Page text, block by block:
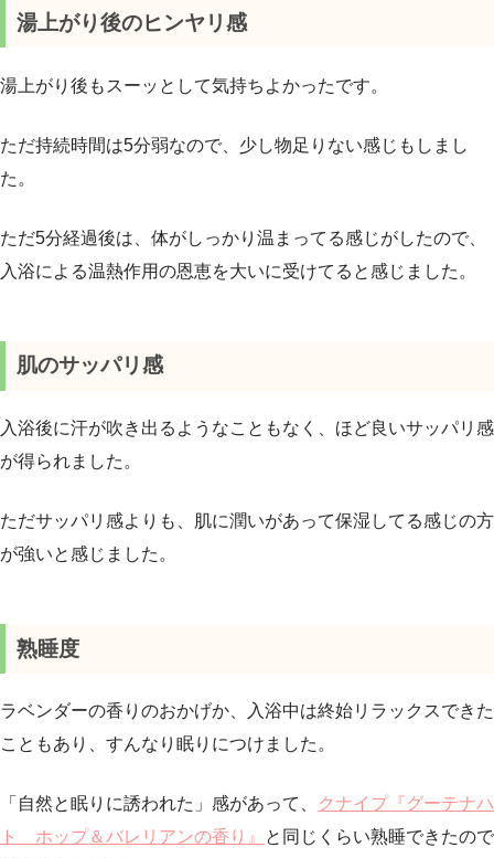
湯上がり後のヒンヤリ感
湯上がり後もスーッとして気持ちよかったです。
ただ持続時間は5分弱なので、少し物足りない感じもしまし
た。
ただ5分経過後は、体がしっかり温まってる感じがしたので、
入浴による温熱作用の恩恵を大いに受けてると感じました。
肌のサッパリ感
入浴後に汗が吹き出るようなこともなく、ほど良いサッパリ感
が得られました。
ただサッパリ感よりも、肌に潤いがあって保湿してる感じの方
が強いと感じました。
熟睡度
ラベンダーの香りのおかげか、入浴中は終始リラックスできた
こともあり、すんなり眠りにつけました。
「自然と眠りに誘われた」感があって、
クナイプ『グーテナハ
ト ホップ＆バレリアンの香り』
と同じくらい熟睡できたので